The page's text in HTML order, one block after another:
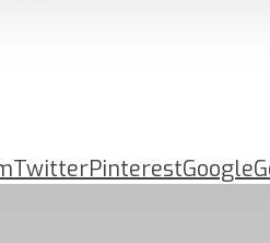
TwitterPinterestGoogle